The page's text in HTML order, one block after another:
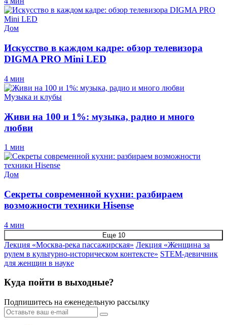
Дом
Искусство в каждом кадре: обзор телевизора
DIGMA PRO Mini LED
4 мин
Музыка и клубы
Живи на 100 и 1%: музыка, радио и много
любви
1 мин
Дом
Секреты современной кухни: разбираем
возможности техники Hisense
4 мин
Еще 10
Лекция «Москва-река пассажирская» Лекция «Женщина за
рулем в культурно-историческом контексте» STEM-девичник
для женщин в науке
Куда пойти в выходные?
Подпишитесь на еженедельную рассылку